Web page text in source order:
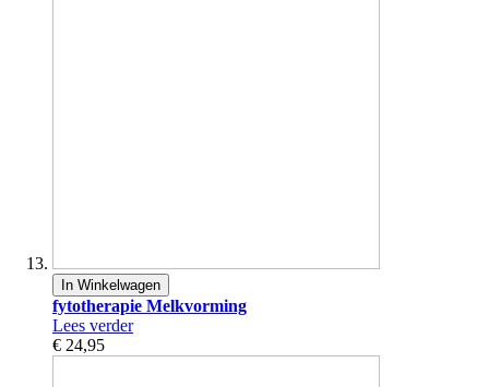
In Winkelwagen
fytotherapie Melkvorming
Lees verder
€ 24,95